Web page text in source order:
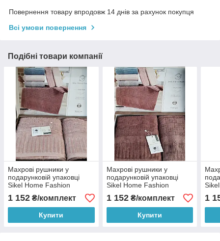
Повернення товару впродовж 14 днів за рахунок покупця
Всі умови повернення
Подібні товари компанії
Махрові рушники у
подарунковій упаковці
Sikel Home Fashion
1 152 ₴/комплект
Купити
Махрові рушники у
подарунковій упаковці
Sikel Home Fashion
1 152₴/комплект
Купити
1